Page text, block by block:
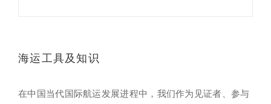
海运工具及知识
在中国当代国际航运发展进程中，我们作为见证者、参与